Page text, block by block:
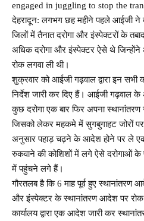
engaged in juggling to stop the
देहरादून: लगभग छह महीने पहले आईजी
जिलों में तैनात दरोगा और इंस्पेक्टरों के
अधिक दरोगा और इंस्पेक्टर ऐसे थे
रोक लगवा ली थी।
शुक्रवार को आईजी गढ़वाल द्वारा इन
निर्देश जारी कर दिए हैं। आईजी गढ़वाल के
कुछ दरोगा एक बार फिर अपना
जिसको लेकर महकमे में सुगबुगाहट जोरों
अनुसार पहाड़ चढ़ने के आदेश होने पर ले एक
रुकवाने की कोशिशों में लगे ऐसे दरोगाओं के
में पहुंचने लगे हैं।
गौरतलब है कि 6 माह पूर्व हुए
और इंस्पेक्टर के स्थानांतरण आदेश पर
कार्यालय द्वारा एक आदेश जारी कर